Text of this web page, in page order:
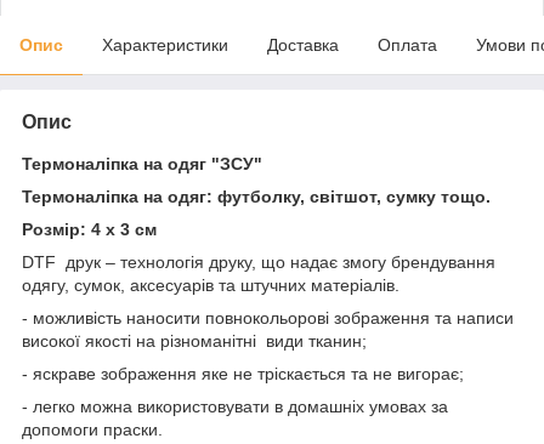
Опис Характеристики Доставка Оплата Умови
Опис
Термоналіпка на одяг "ЗСУ"
Термоналіпка на одяг: футболку, світшот, сумку тощо.
Розмір: 4 х 3 см
DTF друк – технологія друку, що надає змогу брендування
одягу, сумок, аксесуарів та штучних матеріалів.
- можливість наносити повнокольорові зображення та написи
високої якості на різноманітні види тканин;
- яскраве зображення яке не тріскається та не вигорає;
- легко можна використовувати в домашніх умовах за
допомоги праски.